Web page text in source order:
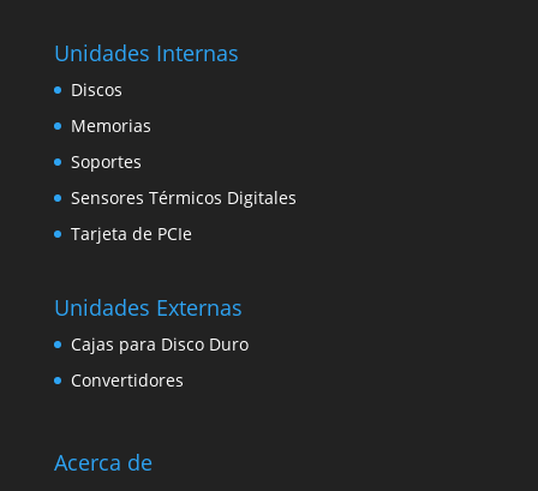
Unidades Internas
Discos
Memorias
Soportes
Sensores Térmicos Digitales
Tarjeta de PCIe
Unidades Externas
Cajas para Disco Duro
Convertidores
Acerca de